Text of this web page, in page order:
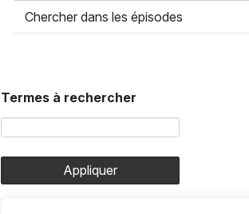
Chercher dans les épisodes
Termes à rechercher
Appliquer